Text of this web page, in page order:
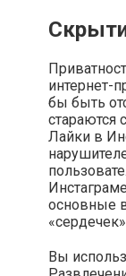
интернет-
бы быть
стараются
Лайки в
основные
Вы